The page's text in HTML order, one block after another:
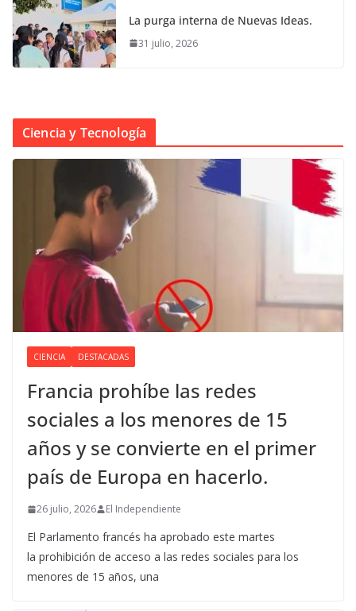
La purga interna de Nuevas Ideas.
31 julio, 2026
Ciencia y Tecnología
CIENCIA DESTACADAS
Francia prohíbe las redes
sociales a los menores de 15
años y se convierte en el primer
país de Europa en hacerlo.
26 julio, 2026 El Independiente
El Parlamento francés ha aprobado este martes
la prohibición de acceso a las redes sociales para los
menores de 15 años, una